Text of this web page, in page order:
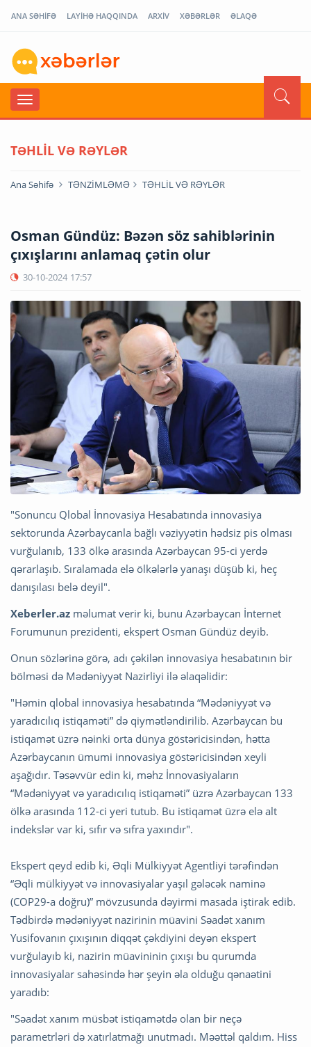
ANA SƏHİFƏ LAYİHƏ HAQQINDA ARXİV XƏBƏRLƏR ƏLAQƏ
TƏHLİL VƏ RƏYLƏR
Ana Səhifə TƏNZİMLƏMƏ TƏHLİL VƏ RƏYLƏR
Osman Gündüz: Bəzən söz sahiblərinin
çıxışlarını anlamaq çətin olur
30-10-2024 17:57
"Sonuncu Qlobal İnnovasiya Hesabatında innovasiya
sektorunda Azərbaycanla bağlı vəziyyətin hədsiz pis olması
vurğulanıb, 133 ölkə arasında Azərbaycan 95-ci yerdə
qərarlaşıb. Sıralamada elə ölkələrlə yanaşı düşüb ki, heç
danışılası belə deyil".
Xeberler.az məlumat verir ki, bunu Azərbaycan İnternet
Forumunun prezidenti, ekspert Osman Gündüz deyib.
Onun sözlərinə görə, adı çəkilən innovasiya hesabatının bir
bölməsi də Mədəniyyət Nazirliyi ilə əlaqəlidir:
"Həmin qlobal innovasiya hesabatında “Mədəniyyət və
yaradıcılıq istiqaməti” də qiymətləndirilib. Azərbaycan bu
istiqamət üzrə nəinki orta dünya göstəricisindən, hətta
Azərbaycanın ümumi innovasiya göstəricisindən xeyli
aşağıdır. Təsəvvür edin ki, məhz İnnovasiyaların
“Mədəniyyət və yaradıcılıq istiqaməti” üzrə Azərbaycan 133
ölkə arasında 112-ci yeri tutub. Bu istiqamət üzrə elə alt
indekslər var ki, sıfır və sıfra yaxındır".
Ekspert qeyd edib ki, Əqli Mülkiyyət Agentliyi tərəfindən
“Əqli mülkiyyət və innovasiyalar yaşıl gələcək naminə
(COP29-a doğru)” mövzusunda dəyirmi masada iştirak edib.
Tədbirdə mədəniyyət nazirinin müavini Səadət xanım
Yusifovanın çıxışının diqqət çəkdiyini deyən ekspert
vurğulayıb ki, nazirin müavininin çıxışı bu qurumda
innovasiyalar sahəsində hər şeyin əla olduğu qənaətini
yaradıb:
"Səadət xanım müsbət istiqamətdə olan bir neçə
parametrləri də xatırlatmağı unutmadı. Məəttəl qaldım. Hiss